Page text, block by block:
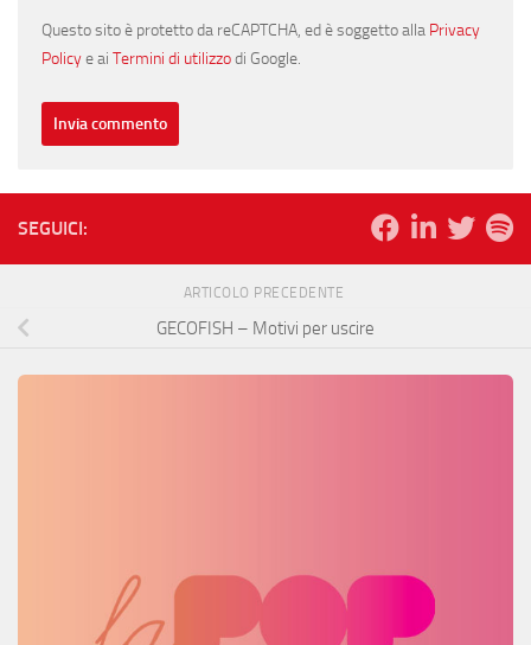
Questo sito è protetto da reCAPTCHA, ed è soggetto alla Privacy
Policye ai Termini di utilizzodi Google.
SEGUICI:
ARTICOLO PRECEDENTE
GECOFISH – Motivi per uscire